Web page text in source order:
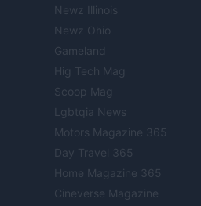
Newz Illinois
Newz Ohio
Gameland
Hig Tech Mag
Scoop Mag
Lgbtqia News
Motors Magazine 365
Day Travel 365
Home Magazine 365
Cineverse Magazine